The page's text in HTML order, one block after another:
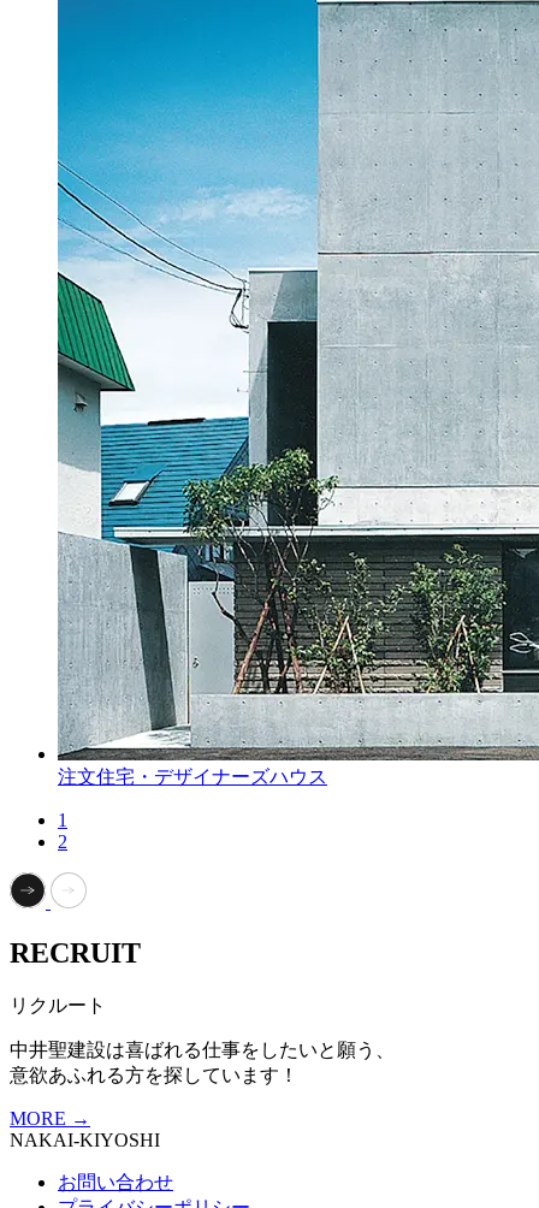
注文住宅・デザイナーズハウス
1
2
RECRUIT
リクルート
中井聖建設は喜ばれる仕事をしたいと願う、
意欲あふれる方を探しています！
MORE →
NAKAI-KIYOSHI
お問い合わせ